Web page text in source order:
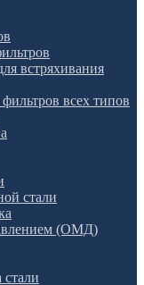
встряхивания
всех типов
стали
(ОМД)
стали